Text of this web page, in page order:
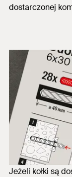
dostarczonej
Jeżeli kołki są